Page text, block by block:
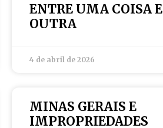
ENTRE UMA COISA E
OUTRA
4 de abril de 2026
MINAS GERAIS E
IMPROPRIEDADES